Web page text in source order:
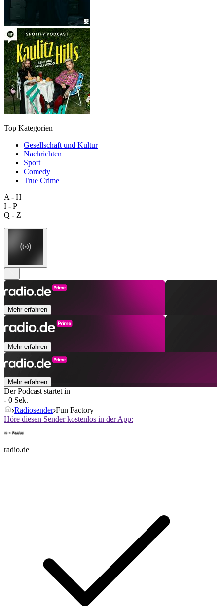
Top Kategorien
Gesellschaft und Kultur
Nachrichten
Sport
Comedy
True Crime
A - H
I - P
Q - Z
Mehr erfahren
Mehr erfahren
Mehr erfahren
Der Podcast startet in
- 0 Sek.
Radiosender Fun Factory
Höre diesen Sender kostenlos in der App:
radio.de